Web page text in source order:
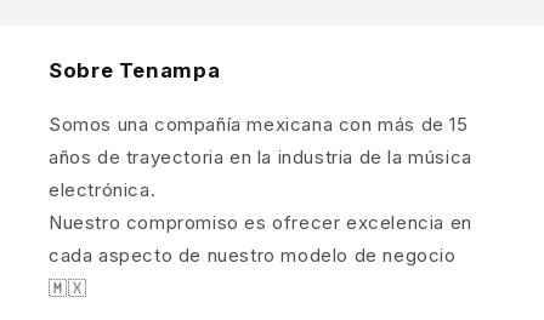
Sobre Tenampa
Somos una compañía mexicana con más de 15
años de trayectoria en la industria de la música
electrónica.
Nuestro compromiso es ofrecer excelencia en
cada aspecto de nuestro modelo de negocio
🇲🇽